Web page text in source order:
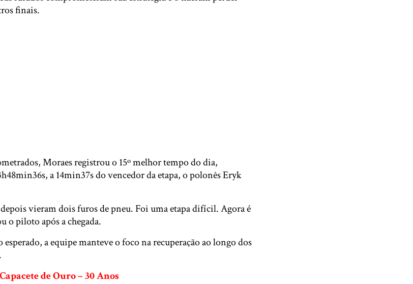
finais.
Moraes registrou o 15º melhor tempo do dia,
a 14min37s do vencedor da etapa, o polonês Eryk
vieram dois furos de pneu. Foi uma etapa difícil. Agora é
o piloto após a chegada.
a equipe manteve o foco na recuperação ao longo dos
de Ouro – 30 Anos